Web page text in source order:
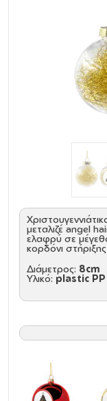
μεταλιζέ angel
ελαφρύ σε
κορδόνι
Διάμετρος: 8cm
Υλικό: plastic PP